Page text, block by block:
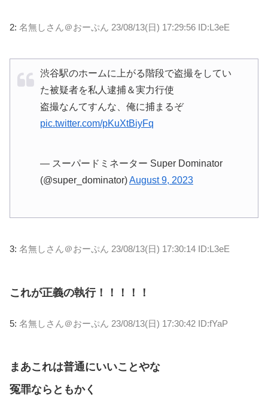
2: 名無しさん＠おーぷん 23/08/13(日) 17:29:56 ID:L3eE
渋谷駅のホームに上がる階段で盗撮をしてい
た被疑者を私人逮捕＆実力行使
盗撮なんてすんな、俺に捕まるぞ
pic.twitter.com/pKuXtBiyFq
— スーパードミネーター Super Dominator
(@super_dominator)August 9, 2023
3: 名無しさん＠おーぷん 23/08/13(日) 17:30:14 ID:L3eE
これが正義の執行！！！！！
5: 名無しさん＠おーぷん 23/08/13(日) 17:30:42 ID:fYaP
まあこれは普通にいいことやな
冤罪ならともかく